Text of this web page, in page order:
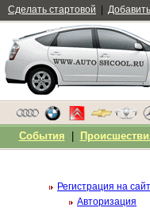
Регистрация на
Авторизация
Сделать стартовой
События